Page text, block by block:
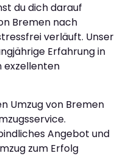
du dich darauf
Bremen nach
verläuft. Unser
Erfahrung in
exzellenten
Umzug von Bremen
Angebot und
zum Erfolg